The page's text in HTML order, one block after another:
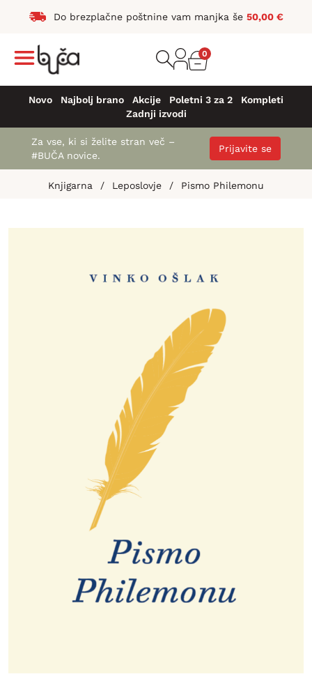
Do brezplačne poštnine vam manjka še 50,00 €
0
Novo Najbolj brano Akcije Poletni 3 za 2
Kompleti
Zadnji izvodi
Za vse, ki si želite stran več –
#BUČA novice.
Prijavite se
Knjigarna / Leposlovje / Pismo Philemonu